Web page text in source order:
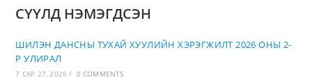
СҮҮЛД НЭМЭГДСЭН
ШИЛЭН ДАНСНЫ ТУХАЙ ХУУЛИЙН ХЭРЭГЖИЛТ 2026 ОНЫ 2-
Р УЛИРАЛ
7 САР 27, 2026 / 0 COMMENTS